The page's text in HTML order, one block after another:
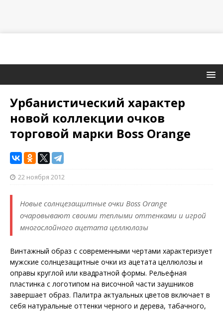
Урбанистический характер
новой коллекции очков
торговой марки Boss Orange
22 ноября 2012
Новые солнцезащитные очки Boss Orange
очаровывают своими теплыми оттенками и игрой
многослойного ацетата целлюлозы
Винтажный образ с современными чертами характеризует
мужские солнцезащитные очки из ацетата целлюлозы и
оправы круглой или квадратной формы. Рельефная
пластинка с логотипом на височной части заушников
завершает образ. Палитра актуальных цветов включает в
себя натуральные оттенки черного и дерева, табачного,